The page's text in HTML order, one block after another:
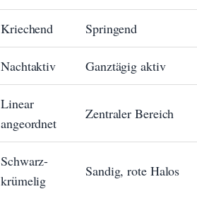
Kriechend Springend
Nachtaktiv Ganztägig aktiv
Linear
angeordnet
Zentraler Bereich
Schwarz-
krümelig
Sandig, rote Halos